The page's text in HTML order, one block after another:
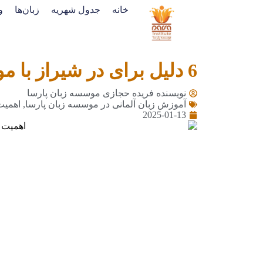
خانه جدول شهریه زبان‌ها
6 دلیل برای در شیراز با موسسه زبان پارسا
نویسنده فریده حجازی موسسه زبان پارسا
آموزش زبان آلمانی در موسسه زبان پارسا,
2025-01-13